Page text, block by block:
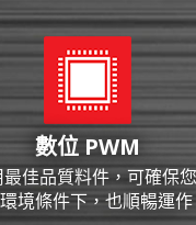
數位 PWM
佳品質料件，可確保
境條件下，也順暢運